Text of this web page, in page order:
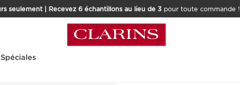
seulement | Recevez 6 échantillons au lieu de 3pour toute commande !